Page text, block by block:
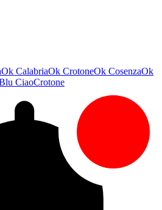
CalabriaOk CrotoneOk CosenzaOk
CiaoCrotone